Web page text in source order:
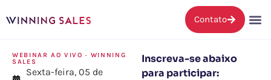
Contato
WEBINAR AO VIVO · WINNING
SALES
Sexta-feira, 05 de
Inscreva-se abaixo
para participar: